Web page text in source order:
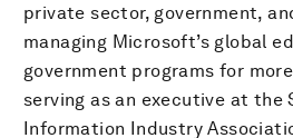
private sector, government,
managing Microsoft’s global
government programs for
serving as an executive at the
Information Industry